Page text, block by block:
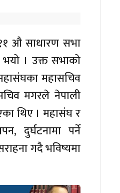
औ साधारण सभा
भयो । उक्त सभाको
महासचिव
मगरले नेपाली
थिए । महासंघ र
दुर्घटनामा पर्ने
गदै भविष्यमा